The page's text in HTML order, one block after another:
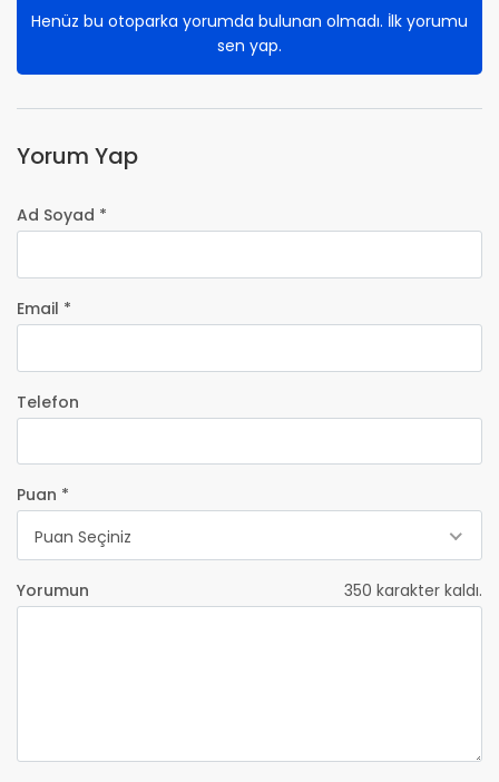
Henüz bu otoparka yorumda bulunan olmadı. İlk yorumu
sen yap.
Yorum Yap
Ad Soyad *
Email *
Telefon
Puan *
Puan Seçiniz
Yorumun 350 karakter kaldı.